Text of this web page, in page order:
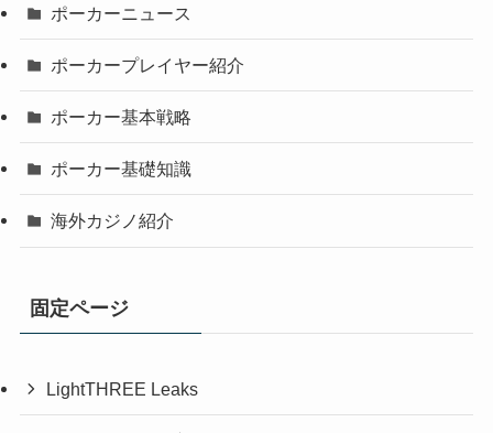
ポーカーニュース
ポーカープレイヤー紹介
ポーカー基本戦略
ポーカー基礎知識
海外カジノ紹介
固定ページ
LightTHREE Leaks